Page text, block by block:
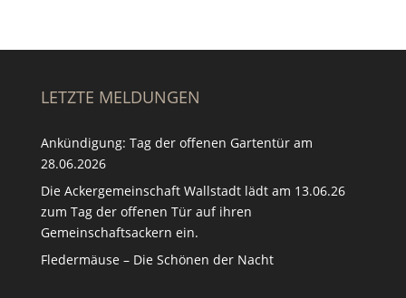
LETZTE MELDUNGEN
Ankündigung: Tag der offenen Gartentür am
28.06.2026
Die Ackergemeinschaft Wallstadt lädt am 13.06.26
zum Tag der offenen Tür auf ihren
Gemeinschaftsackern ein.
Fledermäuse – Die Schönen der Nacht